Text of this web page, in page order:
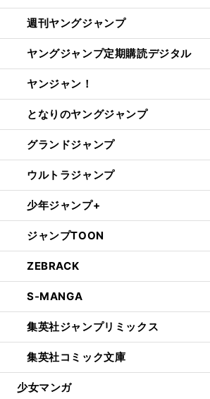
週刊ヤングジャンプ
ヤングジャンプ定期購読デジタル
ヤンジャン！
となりのヤングジャンプ
グランドジャンプ
ウルトラジャンプ
少年ジャンプ+
ジャンプTOON
ZEBRACK
S-MANGA
集英社ジャンプリミックス
集英社コミック文庫
少女マンガ